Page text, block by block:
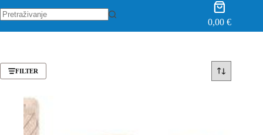
Košarica
0,00€
FILTER